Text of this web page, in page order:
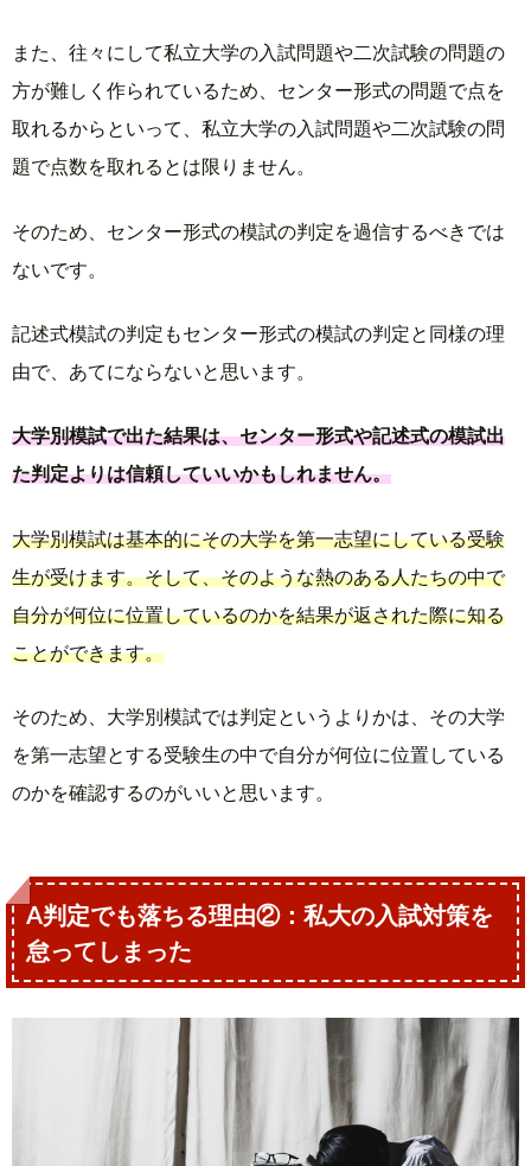
また、往々にして私立大学の入試問題や二次試験の問題の
方が難しく作られているため、センター形式の問題で点を
取れるからといって、私立大学の入試問題や二次試験の問
題で点数を取れるとは限りません。
そのため、センター形式の模試の判定を過信するべきでは
ないです。
記述式模試の判定もセンター形式の模試の判定と同様の理
由で、あてにならないと思います。
大学別模試で出た結果は、センター形式や記述式の模試出
た判定よりは信頼していいかもしれません。
大学別模試は基本的にその大学を第一志望にしている受験
生が受けます。そして、そのような熱のある人たちの中で
自分が何位に位置しているのかを結果が返された際に知る
ことができます。
そのため、大学別模試では判定というよりかは、その大学
を第一志望とする受験生の中で自分が何位に位置している
のかを確認するのがいいと思います。
A判定でも落ちる理由②：私大の入試対策を
怠ってしまった